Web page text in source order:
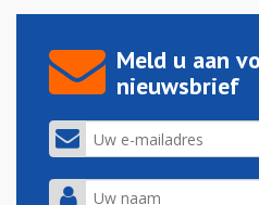
Meld u aan
nieuwsbrief